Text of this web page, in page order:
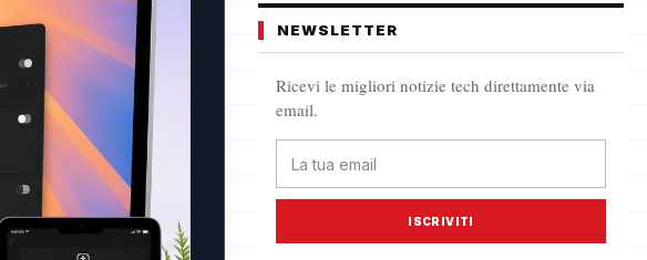
NEWSLETTER
Ricevi le migliori notizie tech direttamente via
email.
ISCRIVITI